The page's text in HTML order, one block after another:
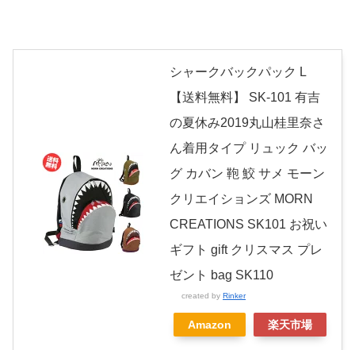
シャークバックパック L
【送料無料】 SK-101 有吉
の夏休み2019丸山桂里奈さ
ん着用タイプ リュック バッ
グ カバン 鞄 鮫 サメ モーン
クリエイションズ MORN
CREATIONS SK101 お祝い
ギフト gift クリスマス プレ
ゼント bag SK110
created by Rinker
Amazon 楽天市場